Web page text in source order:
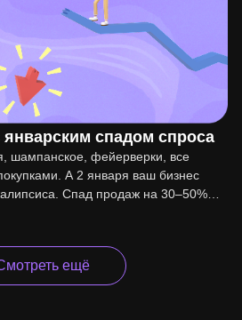
спадом спроса
шампанское, фейерверки, все
А 2 января ваш бизнес
Спад продаж на 30–50%…
ещё